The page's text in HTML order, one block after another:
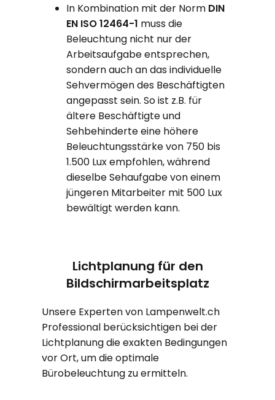
In Kombination mit der Norm DIN
EN ISO 12464-1 muss die
Beleuchtung nicht nur der
Arbeitsaufgabe entsprechen,
sondern auch an das individuelle
Sehvermögen des Beschäftigten
angepasst sein. So ist z.B. für
ältere Beschäftigte und
Sehbehinderte eine höhere
Beleuchtungsstärke von 750 bis
1.500 Lux empfohlen, während
dieselbe Sehaufgabe von einem
jüngeren Mitarbeiter mit 500 Lux
bewältigt werden kann.
Lichtplanung für den
Bildschirmarbeitsplatz
Unsere Experten von Lampenwelt.ch
Professional berücksichtigen bei der
Lichtplanung die exakten Bedingungen
vor Ort, um die optimale
Bürobeleuchtung zu ermitteln.